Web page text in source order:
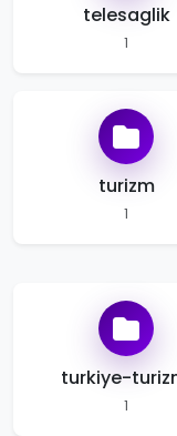
telesaglik
1
turizm
1
turkiye-
1